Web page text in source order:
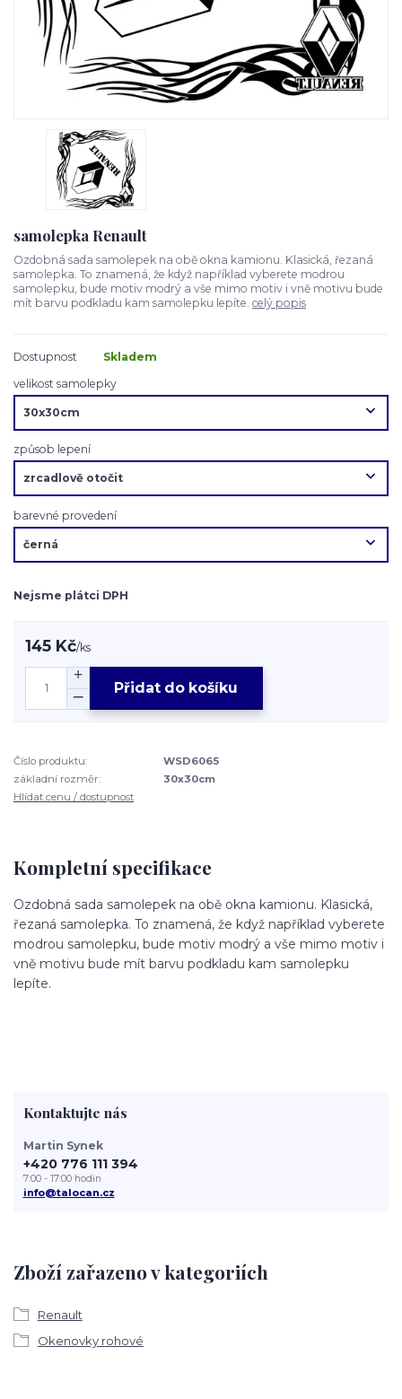
samolepka Renault
Ozdobná sada samolepek na obě okna kamionu. Klasická, řezaná
samolepka. To znamená, že když například vyberete modrou
samolepku, bude motiv modrý a vše mimo motiv i vně motivu bude
mít barvu podkladu kam samolepku lepíte. celý popis
Dostupnost
Skladem
velikost samolepky
způsob lepení
barevné provedení
Nejsme plátci DPH
145 Kč/ks
Přidat do košíku
Číslo produktu:
WSD6065
základní rozměr:
30x30cm
Hlídat cenu / dostupnost
Kompletní specifikace
Ozdobná sada samolepek na obě okna kamionu. Klasická,
řezaná samolepka. To znamená, že když například vyberete
modrou samolepku, bude motiv modrý a vše mimo motiv i
vně motivu bude mít barvu podkladu kam samolepku
lepíte.
Zboží zařazeno v kategoriích
Renault
Okenovky rohové
Kontaktujte nás
Martin Synek
+420 776 111 394
7:00 - 17:00 hodin
info@talocan.cz